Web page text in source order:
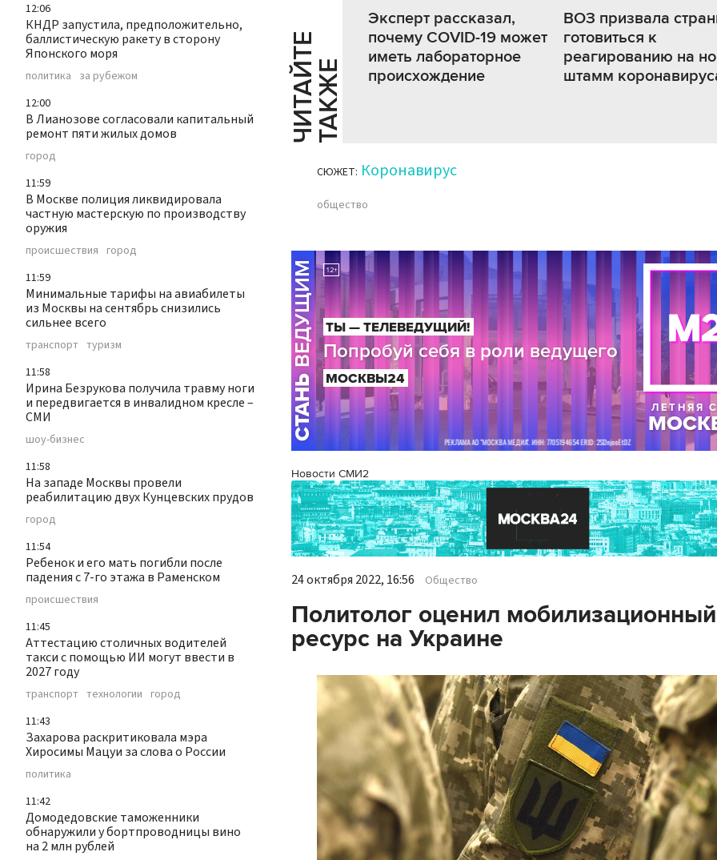
12:06
КНДР запустила, предположительно,
баллистическую ракету в сторону
Японского моря
политика за рубежом
12:00
В Лианозове согласовали капитальный
ремонт пяти жилых домов
город
11:59
В Москве полиция ликвидировала
частную мастерскую по производству
оружия
происшествия город
11:59
Минимальные тарифы на авиабилеты
из Москвы на сентябрь снизились
сильнее всего
транспорт туризм
11:58
Ирина Безрукова получила травму ноги
и передвигается в инвалидном кресле –
СМИ
шоу-бизнес
11:58
На западе Москвы провели
реабилитацию двух Кунцевских прудов
город
11:54
Ребенок и его мать погибли после
падения с 7-го этажа в Раменском
происшествия
11:45
Аттестацию столичных водителей
такси с помощью ИИ могут ввести в
2027 году
транспорт технологии город
11:43
Захарова раскритиковала мэра
Хиросимы Мацуи за слова о России
политика
11:42
Домодедовские таможенники
обнаружили у бортпроводницы вино
на 2 млн рублей
Ч
И
Т
АЙ
Т
Е
Т
А
К
ЖЕ
Эксперт рассказал,
почему COVID-19 может
иметь лабораторное
происхождение
ВОЗ призвала
готовиться к
реагированию на
штамм
СЮЖЕТ: Коронавирус
общество
Новости СМИ2
24 октября 2022, 16:56 Общество
Политолог оценил мобилизационный
ресурс на Украине